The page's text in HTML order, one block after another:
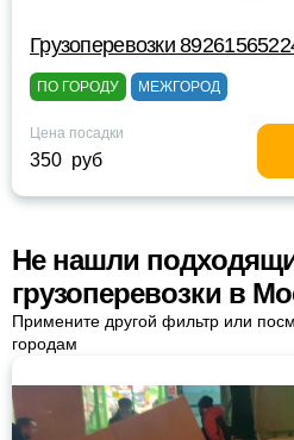
Грузоперевозки
ПО ГОРОДУ МЕЖГОРОД
Цена посадки
350 руб
Не нашли
грузоперевозки в
Примените другой фильтр или
городам